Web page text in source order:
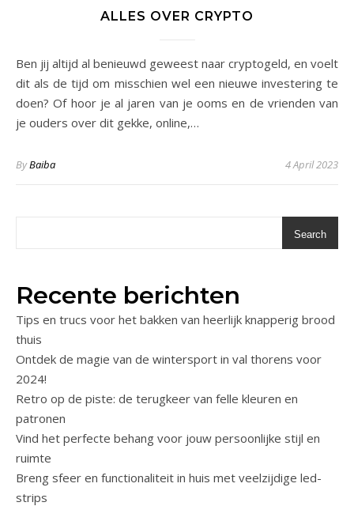
ALLES OVER CRYPTO
Ben jij altijd al benieuwd geweest naar cryptogeld, en voelt
dit als de tijd om misschien wel een nieuwe investering te
doen? Of hoor je al jaren van je ooms en de vrienden van
je ouders over dit gekke, online,…
ByBaiba 4 April 2023
Search
Recente berichten
Tips en trucs voor het bakken van heerlijk knapperig brood
thuis
Ontdek de magie van de wintersport in val thorens voor
2024!
Retro op de piste: de terugkeer van felle kleuren en
patronen
Vind het perfecte behang voor jouw persoonlijke stijl en
ruimte
Breng sfeer en functionaliteit in huis met veelzijdige led-
strips